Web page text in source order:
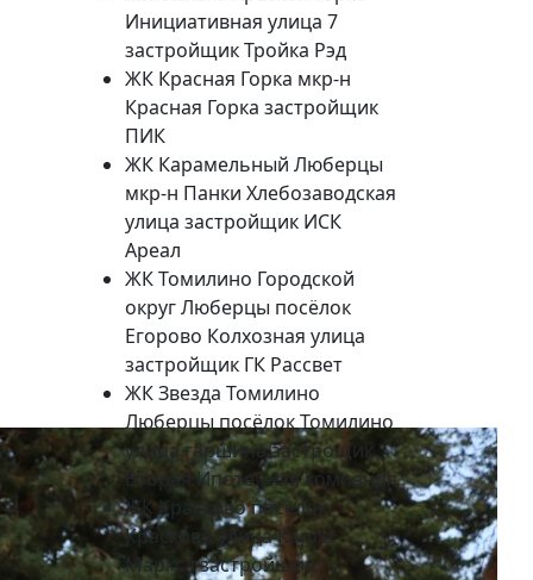
Инициативная улица 7
застройщик Тройка Рэд
ЖК Красная Горка мкр-н
Красная Горка застройщик
ПИК
ЖК Карамельный Люберцы
мкр-н Панки Хлебозаводская
улица застройщик ИСК
Ареал
ЖК Томилино Городской
округ Люберцы посёлок
Егорово Колхозная улица
застройщик ГК Рассвет
ЖК Звезда Томилино
Люберцы посёлок Томилино
улица гаршина застрощик
Вторая Ипотечная компания
ЖК Красково посёлок
Красково улица Карла
Маркса застройщик